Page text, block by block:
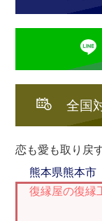
全国
恋も愛も取り戻す
熊本県熊本市
復縁屋の復縁